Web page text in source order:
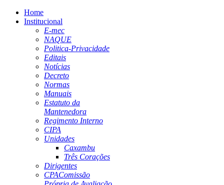
Home
Institucional
E-mec
NAQUE
Politica-Privacidade
Editais
Notícias
Decreto
Normas
Manuais
Estatuto da
Mantenedora
Regimento Interno
CIPA
Unidades
Caxambu
Três Corações
Dirigentes
CPAComissão